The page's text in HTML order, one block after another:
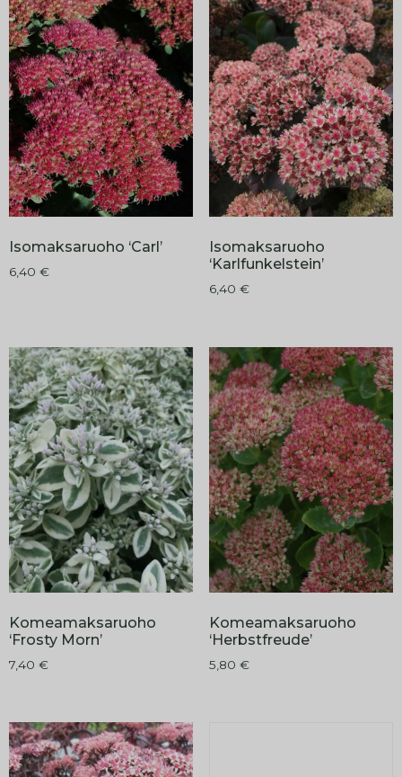
Isomaksaruoho ‘Carl’
6,40 €
Isomaksaruoho
‘Karlfunkelstein’
6,40 €
Komeamaksaruoho
‘Frosty Morn’
7,40 €
Komeamaksaruoho
‘Herbstfreude’
5,80 €